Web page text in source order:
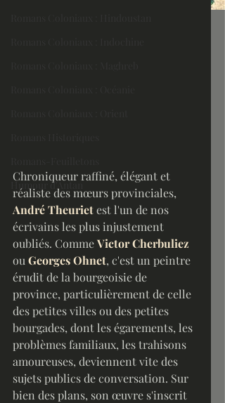
Humour d'Antan
Chroniqueur raffiné, élégant et
réaliste des mœurs provinciales,
André Theuriet est l'un de nos
écrivains les plus injustement
oubliés. Comme Victor Cherbuliez
ou Georges Ohnet, c'est un peintre
érudit de la bourgeoisie de
province, particulièrement de celle
des petites villes ou des petites
bourgades, dont les égarements, les
problèmes familiaux, les trahisons
amoureuses, deviennent vite des
sujets publics de conversation. Sur
bien des plans, son œuvre s'inscrit